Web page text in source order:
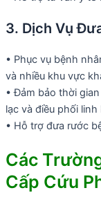
3. Dịch Vụ
• Phục vụ bệnh
và nhiều khu vực
• Đảm bảo thời
lạc và điều phối linh
• Hỗ trợ đưa rước
Các
Cấp Cứu